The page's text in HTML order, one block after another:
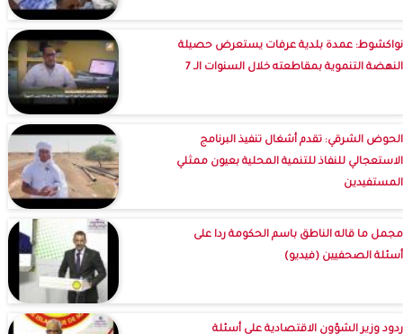
نواكشوط: عمدة بلدية عرفات يستعرض حصيلة
النهضة التنموية بمقاطعته خلال السنوات الـ 7
الحوض الشرقي: تقدم أشغال تنفيذ البرنامج
الاستعجالي للنفاذ للتنمية المحلية بعيون ممثلي
المستفيدين
مجمل ما قاله الناطق باسم الحكومة ردا على
أسئلة الصحفيين (فيديو)
ردود وزير الشؤون الاقتصادية على أسئلة